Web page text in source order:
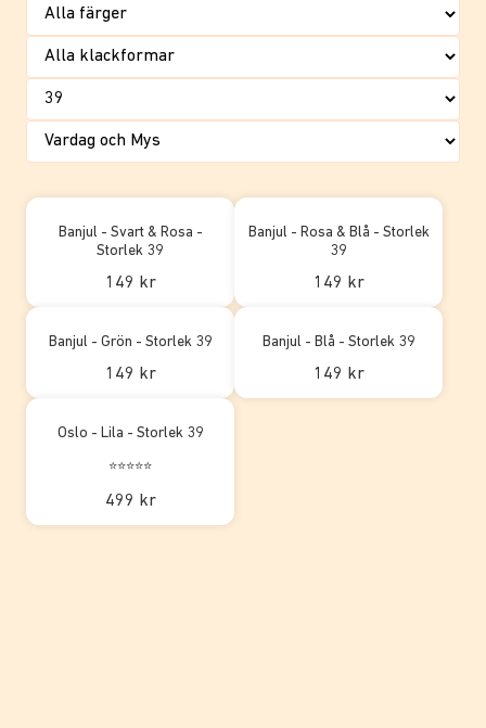
Banjul - Svart & Rosa -
Storlek 39
149 kr
Banjul - Rosa & Blå - Storlek
39
149 kr
Banjul - Grön - Storlek 39
149 kr
Banjul - Blå - Storlek 39
149 kr
Oslo - Lila - Storlek 39
⭐⭐⭐⭐⭐
499 kr